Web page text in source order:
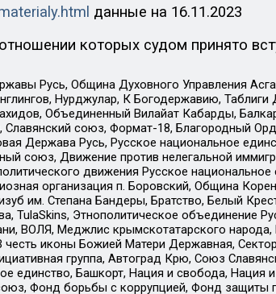
данные на 16.11.2023
которых судом принято
Русь, Община Духовного Управления
Нурджулар, К Богодержавию, Таблиги
Объединенный Вилайат Кабарды,
союз, Формат-18, Благородный
Держава Русь, Русское национальное
союз, Движение против нелегальной
движения Русское национальное
организация п. Боровский, Община
им. Степана Бандеры, Братство, Белый
TulaSkins, Этнополитическое объединение
ВОЛЯ, Меджлис крымскотатарского
иконы Божией Матери Державная,
группа, Автоград Крю, Союз
единство, Башкорт, Нация и свобода, Нация
Фонд борьбы с коррупцией, Фонд защиты